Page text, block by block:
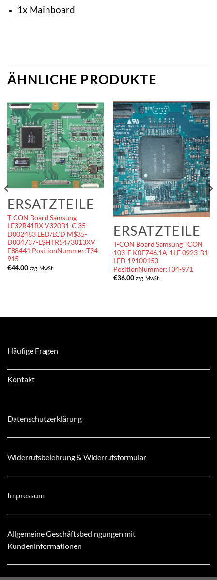
1x Mainboard
ÄHNLICHE PRODUKTE
ERSATZTEILE
T-CON Board Samsung
LE32R41BX V320B1-C 35-
D002483 LED/LCD M$35-
D004737-L$HTR5473013XV
E88441 PositionNummer:T34-
915
€44.00 zzg. MwSt.
ERSATZTEILE
T-CON Board Samsung TCON
103-F K0F746.1A-1LF 0923-B1
LED 19100150
PositionNummer:T34-971
€36.00 zzg. MwSt.
Häufige Fragen
Kontakt
Datenschutzerklärung
Widerrufsbelehrung & Widerrufsformular
Impressum
Allgemeine Geschäftsbedingungen mit
Kundeninformationen